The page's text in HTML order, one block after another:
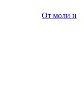
От моли и